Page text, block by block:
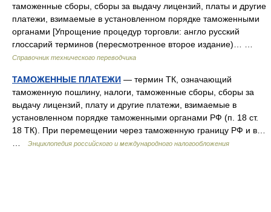
таможенные сборы, сборы за выдачу лицензий, платы и другие
платежи, взимаемые в установленном порядке таможенными
органами [Упрощение процедур торговли: англо русский
глоссарий терминов (пересмотренное второе издание)… …
Справочник технического переводчика
ТАМОЖЕННЫЕ ПЛАТЕЖИ — термин ТК, означающий
таможенную пошлину, налоги, таможенные сборы, сборы за
выдачу лицензий, плату и другие платежи, взимаемые в
установленном порядке таможенными органами РФ (п. 18 ст.
18 ТК). При перемещении через таможенную границу РФ и в…
Энциклопедия российского и международного налогообложения